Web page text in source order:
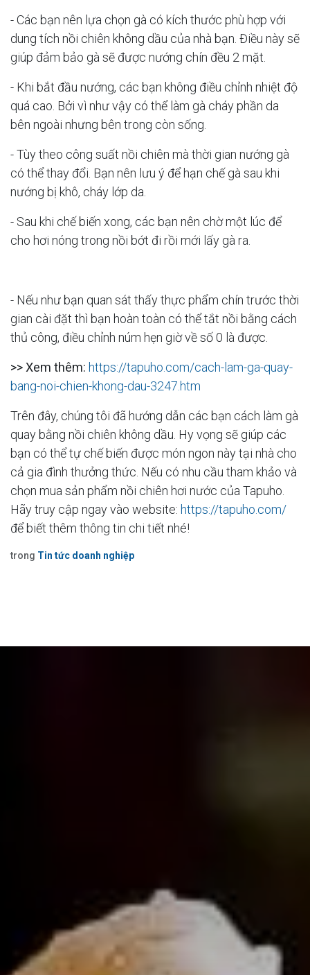
- Các bạn nên lựa chọn gà có kích thước phù hợp với
dung tích nồi chiên không dầu của nhà bạn. Điều này sẽ
giúp đảm bảo gà sẽ được nướng chín đều 2 mặt.
- Khi bắt đầu nướng, các bạn không điều chỉnh nhiệt độ
quá cao. Bởi vì như vậy có thể làm gà cháy phần da
bên ngoài nhưng bên trong còn sống.
- Tùy theo công suất nồi chiên mà thời gian nướng gà
có thể thay đổi. Bạn nên lưu ý để hạn chế gà sau khi
nướng bị khô, cháy lớp da.
- Sau khi chế biến xong, các bạn nên chờ một lúc để
cho hơi nóng trong nồi bớt đi rồi mới lấy gà ra.
- Nếu như bạn quan sát thấy thực phẩm chín trước thời
gian cài đặt thì bạn hoàn toàn có thể tắt nồi bằng cách
thủ công, điều chỉnh núm hẹn giờ về số 0 là được.
>> Xem thêm: https://tapuho.com/cach-lam-ga-quay-
bang-noi-chien-khong-dau-3247.htm
Trên đây, chúng tôi đã hướng dẫn các bạn cách làm gà
quay bằng nồi chiên không dầu. Hy vọng sẽ giúp các
bạn có thể tự chế biến được món ngon này tại nhà cho
cả gia đình thưởng thức. Nếu có nhu cầu tham khảo và
chọn mua sản phẩm nồi chiên hơi nước của Tapuho.
Hãy truy cập ngay vào website: https://tapuho.com/
để biết thêm thông tin chi tiết nhé!
trong Tin tức doanh nghiệp